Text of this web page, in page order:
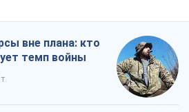
вне плана: кто
темп войны